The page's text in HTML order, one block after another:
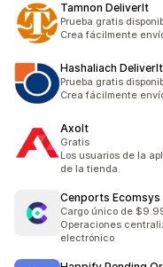
Tamnon DeliverIt
Prueba gratis
Crea fácilmente
Hashaliach DeliverIt
Prueba gratis
Crea fácilmente
Axolt
Gratis
Los usuarios de la
de la tienda.
Cenports Ecomsys
Cargo único de
Operaciones
electrónico